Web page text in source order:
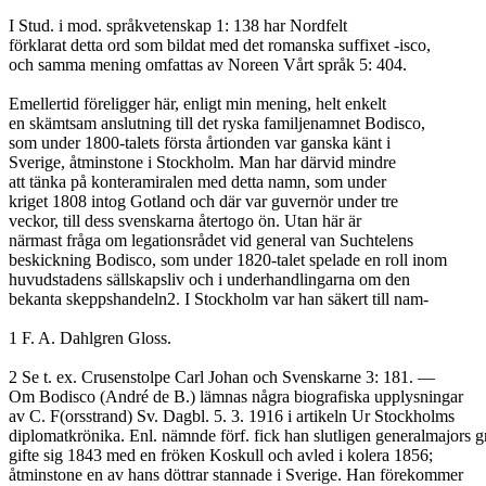
I Stud. i mod. språkvetenskap 1: 138 har Nordfelt
förklarat detta ord som bildat med det romanska suffixet -isco,
och samma mening omfattas av Noreen Vårt språk 5: 404.
Emellertid föreligger här, enligt min mening, helt enkelt
en skämtsam anslutning till det ryska familjenamnet Bodisco,
som under 1800-talets första årtionden var ganska känt i
Sverige, åtminstone i Stockholm. Man har därvid mindre
att tänka på konteramiralen med detta namn, som under
kriget 1808 intog Gotland och där var guvernör under tre
veckor, till dess svenskarna återtogo ön. Utan här är
närmast fråga om legationsrådet vid general van Suchtelens
beskickning Bodisco, som under 1820-talet spelade en roll inom
huvudstadens sällskapsliv och i underhandlingarna om den
bekanta skeppshandeln2. I Stockholm var han säkert till nam-
1 F. A. Dahlgren Gloss.
2 Se t. ex. Crusenstolpe Carl Johan och Svenskarne 3: 181. —
Om Bodisco (André de B.) lämnas några biografiska upplysningar
av C. F(orsstrand) Sv. Dagbl. 5. 3. 1916 i artikeln Ur Stockholms
diplomatkrönika. Enl. nämnde förf. fick han slutligen generalmajors
gifte sig 1843 med en fröken Koskull och avled i kolera 1856;
åtminstone en av hans döttrar stannade i Sverige. Han förekommer